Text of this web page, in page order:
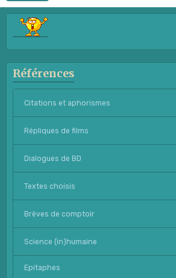
Références
Citations et aphorismes
Répliques de films
Dialogues de BD
Textes choisis
Brèves de comptoir
Science (in)humaine
Epitaphes